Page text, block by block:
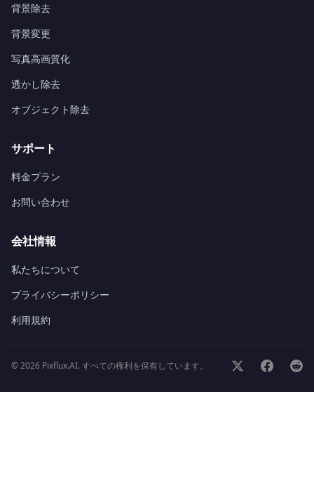
背景除去
背景変更
写真高画質化
透かし除去
オブジェクト除去
サポート
料金プラン
お問い合わせ
会社情報
私たちについて
プライバシーポリシー
利用規約
©2026 Pixflux.AI.すべての権利を保有しています。